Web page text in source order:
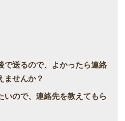
で送るので、よかったら連絡
ませんか？
いので、連絡先を教えてもら